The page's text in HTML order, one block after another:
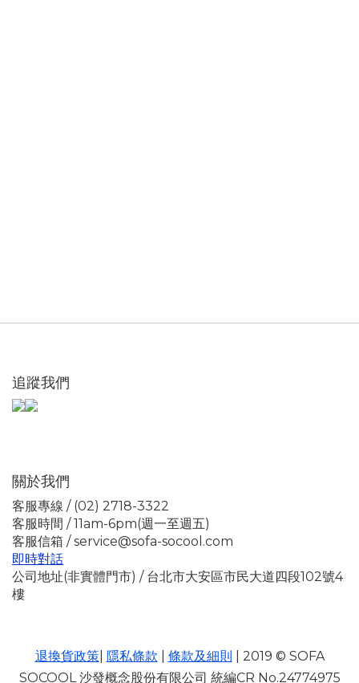
追蹤我們
關於我們
客服專線 / (02) 2718-3322
客服時間 / 11am-6pm(週一至週五)
客服信箱 / service@sofa-socool.com
即時對話
公司地址(非實體門市) / 台北市大安區市民大道四段102號4
樓
退換貨政策| 隱私條款 條款及細則 | 2019 © SOFA
SOCOOL 沙發概念股份有限公司 統編CR No.24774975